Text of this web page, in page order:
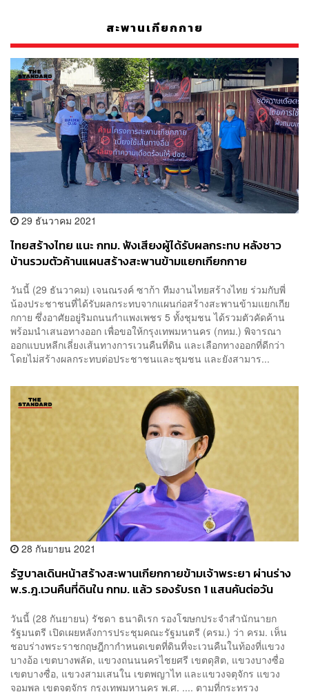
สะพานเกียกกาย
29 ธันวาคม 2021
ไทยสร้างไทย แนะ กทม. ฟังเสียงผู้ได้รับผลกระทบ หลังชาว
บ้านรวมตัวค้านแผนสร้างสะพานข้ามแยกเกียกกาย
วันนี้ (29 ธันวาคม) เจนณรงค์ ซาก้า ทีมงานไทยสร้างไทย ร่วมกับพี่
น้องประชาชนที่ได้รับผลกระทบจากแผนก่อสร้างสะพานข้ามแยกเกีย
กกาย ซึ่งอาศัยอยู่ริมถนนกำแพงเพชร 5 ทั้งชุมชน ได้รวมตัวคัดค้าน
พร้อมนำเสนอทางออก เพื่อขอให้กรุงเทพมหานคร (กทม.) พิจารณา
ออกแบบหลีกเลี่ยงเส้นทางการเวนคืนที่ดิน และเลือกทางออกที่ดีกว่า
โดยไม่สร้างผลกระทบต่อประชาชนและชุมชน และยังสามาร...
28 กันยายน 2021
รัฐบาลเดินหน้าสร้างสะพานเกียกกายข้ามเจ้าพระยา ผ่านร่าง
พ.ร.ฎ.เวนคืนที่ดินใน กทม. แล้ว รองรับรถ 1 แสนคันต่อวัน
วันนี้ (28 กันยายน) รัชดา ธนาดิเรก รองโฆษกประจำสำนักนายก
รัฐมนตรี เปิดเผยหลังการประชุมคณะรัฐมนตรี (ครม.) ว่า ครม. เห็น
ชอบร่างพระราชกฤษฎีกากำหนดเขตที่ดินที่จะเวนคืนในท้องที่แขวง
บางอ้อ เขตบางพลัด, แขวงถนนนครไชยศรี เขตดุสิต, แขวงบางซื่อ
เขตบางซื่อ, แขวงสามเสนใน เขตพญาไท และแขวงจตุจักร แขวง
จอมพล เขตจตุจักร กรุงเทพมหานคร พ.ศ. .... ตามที่กระทรวง